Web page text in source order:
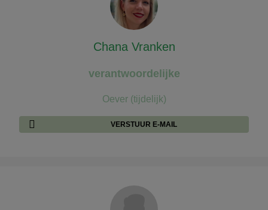
Chana Vranken
verantwoordelijke
Oever (tijdelijk)
VERSTUUR E-MAIL